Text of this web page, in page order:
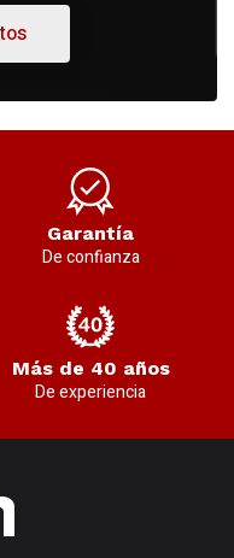
Garantía
De confianza
Más de 40 años
De experiencia